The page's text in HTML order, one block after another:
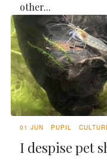
other...
01 JUN PUPIL
I despise pet